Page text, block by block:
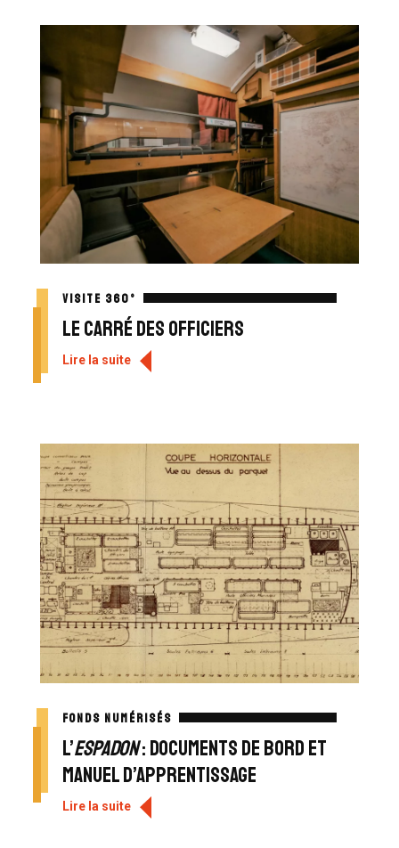
VISITE 360°
Le carré des officiers
Lire la suite
FONDS NUMÉRISÉS
L’Espadon: documents de bord et
manuel d’apprentissage
Lire la suite